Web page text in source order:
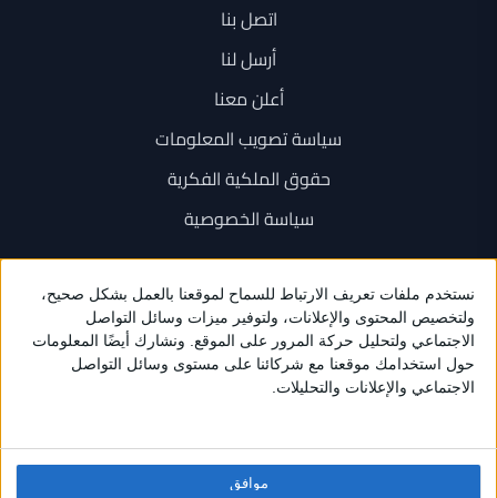
موافق
اتصل بنا
أرسل لنا
أعلن معنا
سياسة تصويب المعلومات
حقوق الملكية الفكرية
سياسة الخصوصية
اتصل بنا
+962 6 534 1777
+962 79 202 7000